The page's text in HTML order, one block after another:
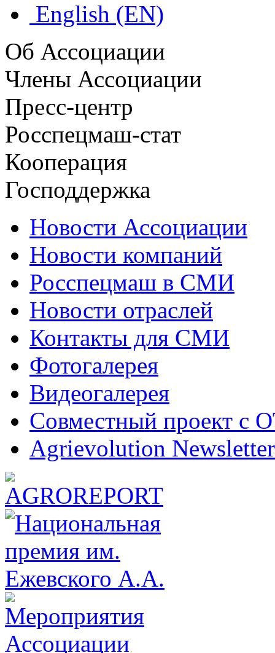
English (EN)
Об Ассоциации
Члены Ассоциации
Пресс-центр
Росспецмаш-стат
Кооперация
Господдержка
Новости Ассоциации
Новости компаний
Росспецмаш в СМИ
Новости отраслей
Контакты для СМИ
Фотогалерея
Видеогалерея
Совместный проект с
Agrievolution Newsletter